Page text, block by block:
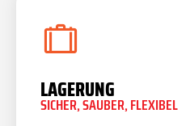
LAGERUNG
SICHER, SAUBER, FLEXIBEL